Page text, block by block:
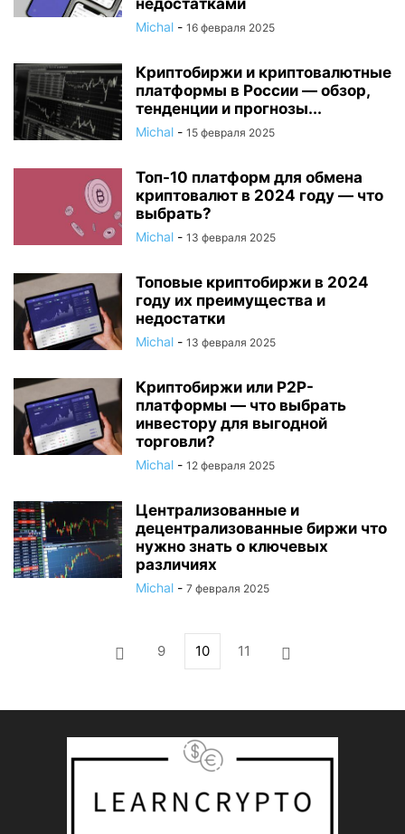
недостатками
Michal - 16 февраля 2025
Криптобиржи и криптовалютные
платформы в России — обзор,
тенденции и прогнозы...
Michal - 15 февраля 2025
Топ-10 платформ для обмена
криптовалют в 2024 году — что
выбрать?
Michal - 13 февраля 2025
Топовые криптобиржи в 2024
году их преимущества и
недостатки
Michal - 13 февраля 2025
Криптобиржи или P2P-
платформы — что выбрать
инвестору для выгодной
торговли?
Michal - 12 февраля 2025
Централизованные и
децентрализованные биржи что
нужно знать о ключевых
различиях
Michal - 7 февраля 2025
9 10 11